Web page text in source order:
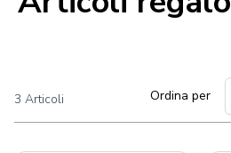
3 Articoli Ordina per